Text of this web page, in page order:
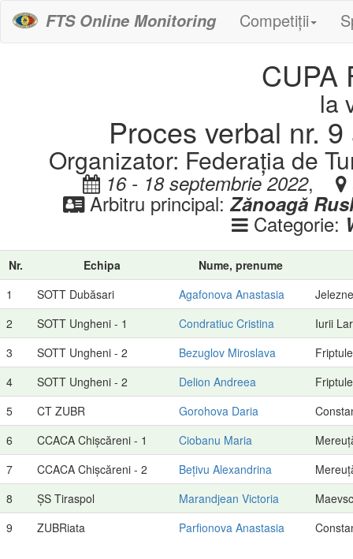
FTS Online Monitoring Competiții
CUPA
la
Proces verbal nr.
Organizator: Federația de
16 - 18 septembrie 2022,
Arbitru principal: Zănoagă
Categorie:
Nr. Echipa
Nume, prenume
1
SOTT Dubăsari Agafonova Anastasia
2
SOTT Ungheni - 1 Condratiuc Cristina
Iurii
3
SOTT Ungheni - 2 Bezuglov Miroslava
4
SOTT Ungheni - 2 Delion Andreea
5
CT ZUBR Gorohova Daria
6
CCACA Chișcăreni - 1 Ciobanu Maria
7
CCACA Chișcăreni - 2 Bețivu Alexandrina
8
ȘS Tiraspol Marandjean Victoria
9
ZUBRiata Parfionova Anastasia